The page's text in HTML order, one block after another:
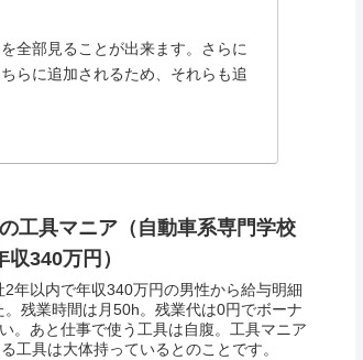
全部見ることが出来ます。さらに
らに追加されるため、それらも追
工具マニア（自動車系専門学校
340万円）
年以内で年収340万円の男性から給与明細
残業時間は月50h。残業代は0円でボーナ
。あと仕事で使う工具は自腹。工具マニア
工具は大体持っているとのことです。